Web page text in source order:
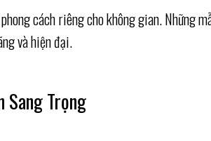
cách riêng cho không gian. Những
và hiện đại.
Sang Trọng